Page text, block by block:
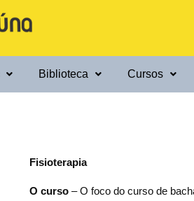
Biblioteca Cursos
Fisioterapia
O curso– O foco do curso de